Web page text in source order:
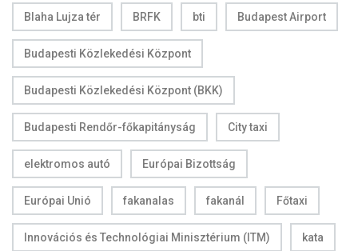
Blaha Lujza tér BRFK bti Budapest Airport
Budapesti Közlekedési Központ
Budapesti Közlekedési Központ (BKK)
Budapesti Rendőr-főkapitányság City taxi
elektromos autó Európai Bizottság
Európai Unió fakanalas fakanál Főtaxi
Innovációs és Technológiai Minisztérium (ITM) kata